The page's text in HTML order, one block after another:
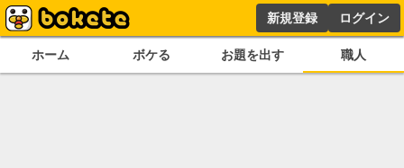
新規登録 ログイン
ホーム ボケる お題を出す 職人